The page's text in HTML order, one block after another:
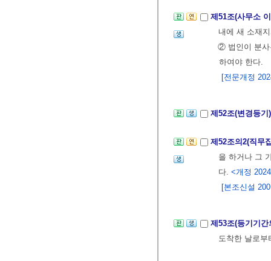
제51조(사무소
내에 새 소재
② 법인이 분사
하여야 한다.
[전문개정
제52조(변경등
제52조의2(직무
을 하거나 그
다. <개정
[본조신설
제53조(등기기
도착한 날로부